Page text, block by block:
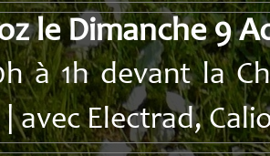
le Dimanche 9
à 1h devant la
avec Electrad,